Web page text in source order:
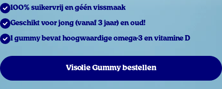
100% suikervrij en géén vissmaak
Geschikt voor jong (vanaf 3 jaar) en oud!
1 gummy bevat hoogwaardige omega-3 en vitamine D
Visolie Gummy bestellen